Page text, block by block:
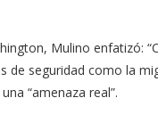
Mulino enfatizó:
de seguridad como la
“amenaza real”.